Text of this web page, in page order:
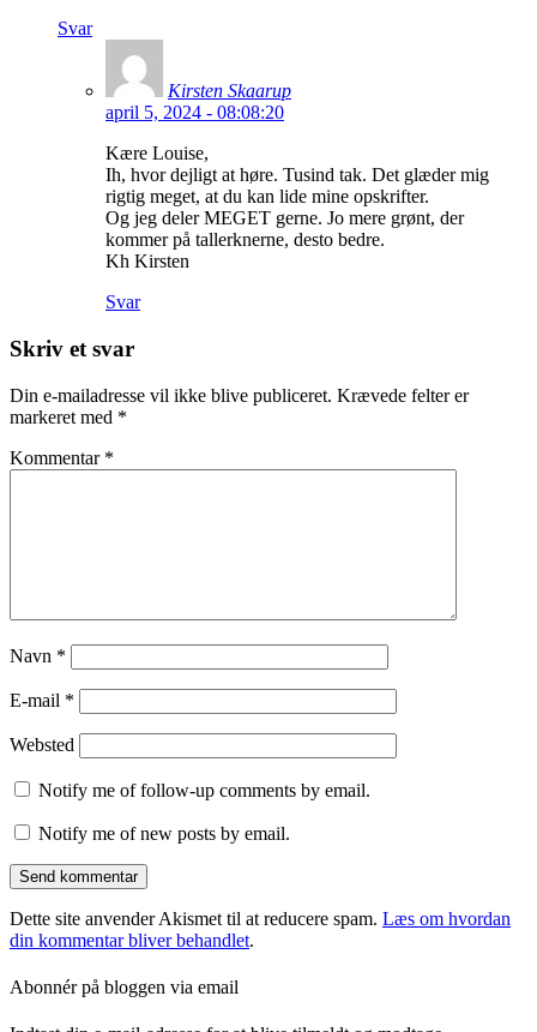
Svar
Kirsten Skaarup
april 5, 2024 - 08:08:20
Kære Louise,
Ih, hvor dejligt at høre. Tusind tak. Det glæder mig
rigtig meget, at du kan lide mine opskrifter.
Og jeg deler MEGET gerne. Jo mere grønt, der
kommer på tallerknerne, desto bedre.
Kh Kirsten
Svar
Skriv et svar
Din e-mailadresse vil ikke blive publiceret. Krævede felter er
markeret med *
Kommentar *
Navn *
E-mail *
Websted
Notify me of follow-up comments by email.
Notify me of new posts by email.
Dette site anvender Akismet til at reducere spam. Læs om hvordan
din kommentar bliver behandlet.
Abonnér på bloggen via email